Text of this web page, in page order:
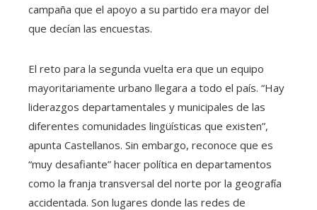
campaña que el apoyo a su partido era mayor del
que decían las encuestas.
El reto para la segunda vuelta era que un equipo
mayoritariamente urbano llegara a todo el país. “Hay
liderazgos departamentales y municipales de las
diferentes comunidades lingüísticas que existen”,
apunta Castellanos. Sin embargo, reconoce que es
“muy desafiante” hacer política en departamentos
como la franja transversal del norte por la geografía
accidentada. Son lugares donde las redes de